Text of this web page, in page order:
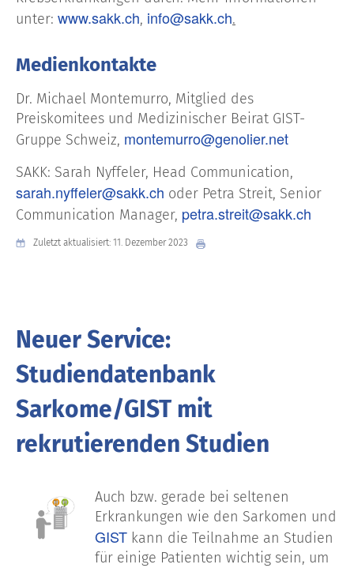
unter: www.sakk.ch, info@sakk.ch.
Medienkontakte
Dr. Michael Montemurro, Mitglied des
Preiskomitees und Medizinischer Beirat GIST-
Gruppe Schweiz, montemurro@genolier.net
SAKK: Sarah Nyffeler, Head Communication,
sarah.nyffeler@sakk.ch oder Petra Streit, Senior
Communication Manager, petra.streit@sakk.ch
Zuletzt aktualisiert: 11. Dezember 2023
Neuer Service:
Studiendatenbank
Sarkome/GIST mit
rekrutierenden Studien
Auch bzw. gerade bei seltenen
Erkrankungen wie den Sarkomen und
GIST kann die Teilnahme an Studien
für einige Patienten wichtig sein, um